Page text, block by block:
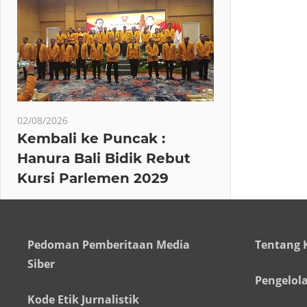
02/08/2026
Kembali ke Puncak :
Hanura Bali Bidik Rebut
Kursi Parlemen 2029
Pedoman Pemberitaan Media
Siber
Kode Etik Jurnalistik
Tentang
Pengelola